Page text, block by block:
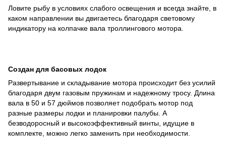
Ловите рыбу в условиях слабого освещения и всегда знайте, в
каком направлении вы двигаетесь благодаря световому
индикатору на колпачке вала троллингового мотора.
Создан для басовых лодок
Развертывание и складывание мотора происходит без усилий
благодаря двум газовым пружинам и надежному тросу. Длина
вала в 50 и 57 дюймов позволяет подобрать мотор под
разные размеры лодки и планировки палубы. А
безводоросный и высокоэффективный винты, идущие в
комплекте, можно легко заменить при необходимости.